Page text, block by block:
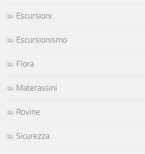
Escursioni
Escursionismo
Flora
Materassini
Rovine
Sicurezza